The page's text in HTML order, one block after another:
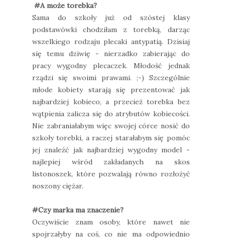
#A może torebka?
Sama do szkoły już od szóstej klasy
podstawówki chodziłam z torebką, darząc
wszelkiego rodzaju plecaki antypatią. Dzisiaj
się temu dziwię - nierzadko zabierając do
pracy wygodny plecaczek. Młodość jednak
rządzi się swoimi prawami. ;-) Szczególnie
młode kobiety starają się prezentować jak
najbardziej kobieco, a przecież torebka bez
wątpienia zalicza się do atrybutów kobiecości.
Nie zabraniałabym więc swojej córce nosić do
szkoły torebki, a raczej starałabym się pomóc
jej znaleźć jak najbardziej wygodny model -
najlepiej wśród zakładanych na skos
listonoszek, które pozwalają równo rozłożyć
noszony ciężar.
#Czy marka ma znaczenie?
Oczywiście znam osoby, które nawet nie
spojrzałyby na coś, co nie ma odpowiednio